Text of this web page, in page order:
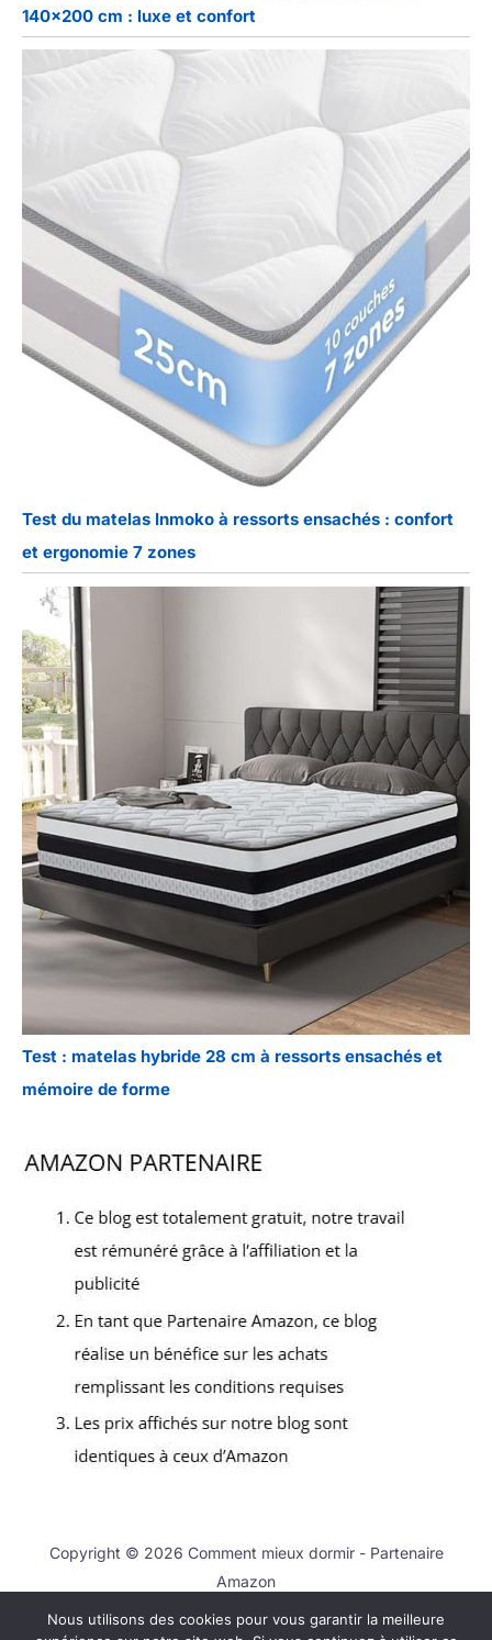
140×200 cm : luxe et confort
Test du matelas Inmoko à ressorts ensachés : confort
et ergonomie 7 zones
Test : matelas hybride 28 cm à ressorts ensachés et
mémoire de forme
Copyright © 2026 Comment mieux dormir - Partenaire
Amazon
Contact
Nous utilisons des cookies pour vous garantir la meilleure